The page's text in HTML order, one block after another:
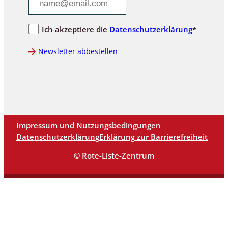
Ich akzeptiere die Datenschutzerklärung*
Newsletter abbestellen
Impressum und Nutzungsbedingungen
DatenschutzerklärungErklärung zur Barrierefreiheit
© Rote-Liste-Zentrum